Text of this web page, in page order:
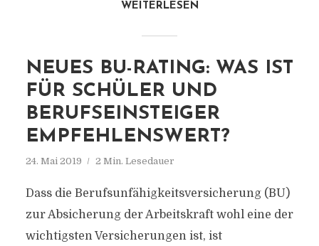
WEITERLESEN
NEUES BU-RATING: WAS IST
FÜR SCHÜLER UND
BERUFSEINSTEIGER
EMPFEHLENSWERT?
24. Mai 2019 2 Min. Lesedauer
Dass die Berufsunfähigkeitsversicherung (BU)
zur Absicherung der Arbeitskraft wohl eine der
wichtigsten Versicherungen ist, ist